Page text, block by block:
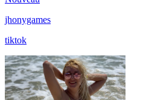
jhonygames
tiktok